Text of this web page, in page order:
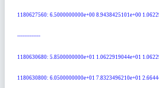
1180627560: 6.5000000000e+00 8.9438425101e+00
-------------
1180630680: 5.8500000000e+01 1.0622919044e+01
1180630800: 6.0500000000e+01 7.8323496210e+01